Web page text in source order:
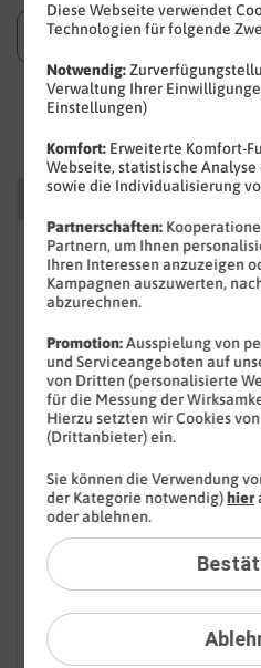
FAQ: Am häufigsten gesucht
Festnetz
Festnetz-Geräte
Kundendaten
Mobilfunk
BILDplus
Drittanbieter
Mobilfunk-Netz
Diese Webseite verwendet
Technologien für folgende
Notwendig:
Verwaltung Ihrer
Einstellungen)
Komfort: Erweiterte Komfort-
Webseite, statistische
sowie die Individualisierung
Partnerschaften:
Partnern, um Ihnen
Ihren Interessen anzuzeigen
Kampagnen auszuwerten,
abzurechnen.
Promotion:Ausspielung von
und Serviceangeboten auf
von Dritten (personalisierte
für die Messung der
Hierzu setzten wir Cookies
(Drittanbieter) ein.
Sie können die Verwendung
der Kategorie notwendig)hier
oder ablehnen.